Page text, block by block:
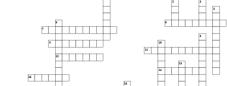
2 3
4
5 6
7
8
9 10
11
12
13
14
15
16